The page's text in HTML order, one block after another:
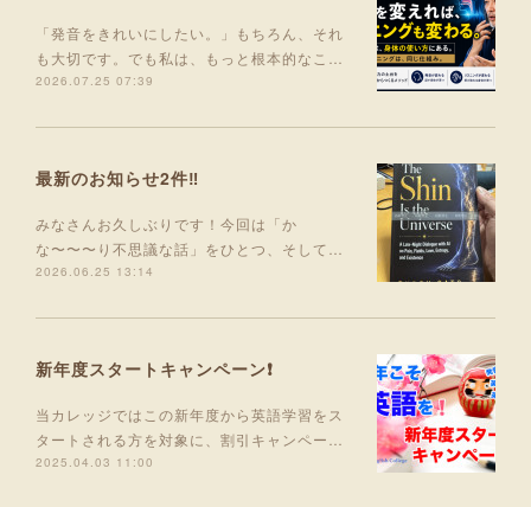
「発音をきれいにしたい。」もちろん、それ
も大切です。でも私は、もっと根本的なこ…
2026.07.25 07:39
最新のお知らせ2件‼️
みなさんお久しぶりです！今回は「か
な〜〜〜り不思議な話」をひとつ、そして…
2026.06.25 13:14
新年度スタートキャンペーン❗
当カレッジではこの新年度から英語学習をス
タートされる方を対象に、割引キャンペー…
2025.04.03 11:00